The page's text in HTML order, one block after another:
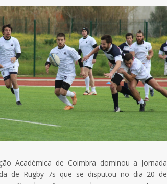
Académica de Coimbra dominou a Jornada
de Rugby 7s que se disputou no dia 20 de